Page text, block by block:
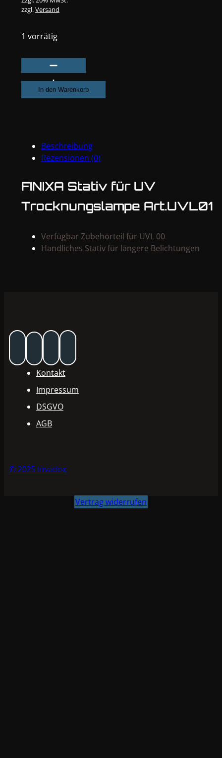
zzgl.Versand
1 vorrätig
Stativ
UV
In den Warenkorb
Beschreibung
Rezensionen (0)
FINIXA Stativ für UV
Trocknungslampe Art.UVL01
Verfügbar Zubehörteil für UVL 00
Handliches Stativ für längere Belichtungen
Kontakt
Impressum
DSGVO
AGB
© 2025 Invadox
Vertrag widerrufen